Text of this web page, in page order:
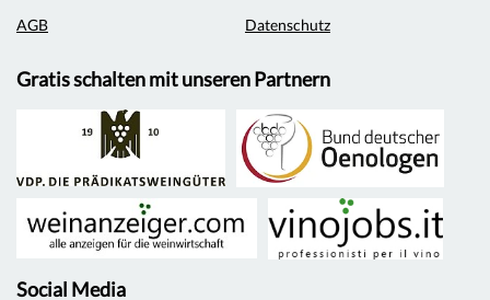
AGB
Datenschutz
Gratis schalten mit unseren Partnern
Social Media